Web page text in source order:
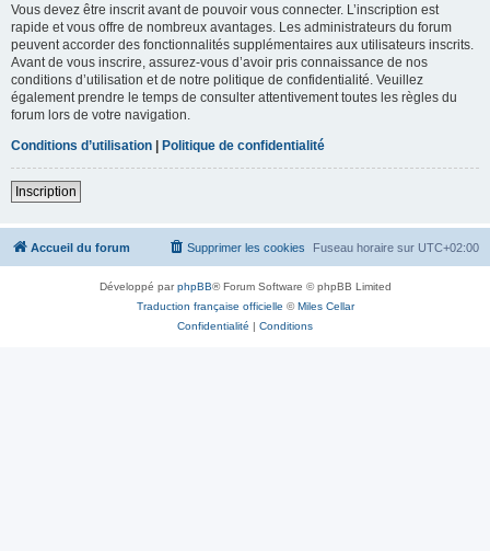
Vous devez être inscrit avant de pouvoir vous connecter. L’inscription est
rapide et vous offre de nombreux avantages. Les administrateurs du forum
peuvent accorder des fonctionnalités supplémentaires aux utilisateurs inscrits.
Avant de vous inscrire, assurez-vous d’avoir pris connaissance de nos
conditions d’utilisation et de notre politique de confidentialité. Veuillez
également prendre le temps de consulter attentivement toutes les règles du
forum lors de votre navigation.
Conditions d’utilisation | Politique de confidentialité
Inscription
Accueil du forum Fuseau horaire sur UTC+02:00
Supprimer les cookies
Développé parphpBB® Forum Software © phpBB Limited
Traduction française officielle ©Miles Cellar
Confidentialité | Conditions